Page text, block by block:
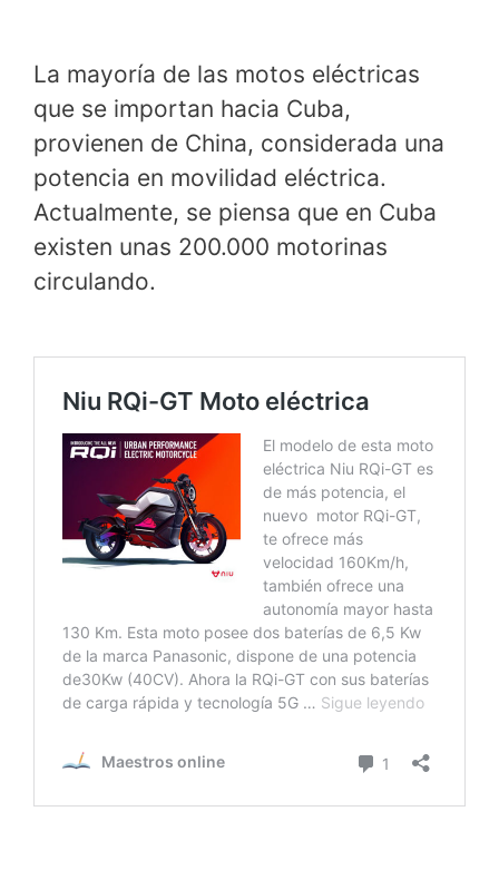
La mayoría de las motos eléctricas
que se importan hacia Cuba,
provienen de China, considerada una
potencia en movilidad eléctrica.
Actualmente, se piensa que en Cuba
existen unas 200.000 motorinas
circulando.